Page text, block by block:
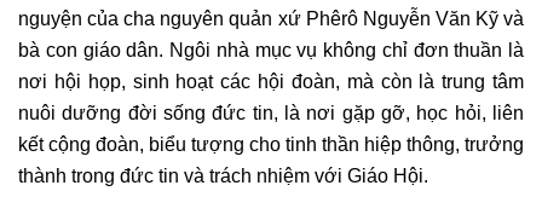
nguyện của cha nguyên quản xứ Phêrô Nguyễn Văn Kỹ và
bà con giáo dân. Ngôi nhà mục vụ không chỉ đơn thuần là
nơi hội họp, sinh hoạt các hội đoàn, mà còn là trung tâm
nuôi dưỡng đời sống đức tin, là nơi gặp gỡ, học hỏi, liên
kết cộng đoàn, biểu tượng cho tinh thần hiệp thông, trưởng
thành trong đức tin và trách nhiệm với Giáo Hội.